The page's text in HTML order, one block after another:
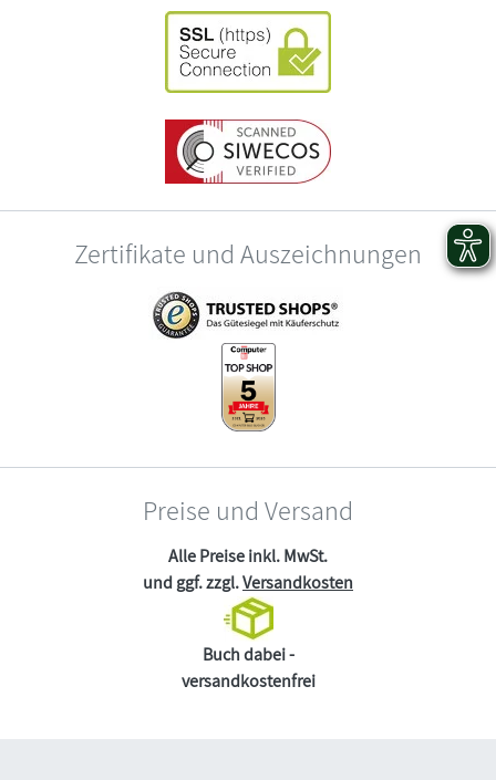
Zertifikate und Auszeichnungen
Preise und Versand
Alle Preise inkl. MwSt.
und ggf. zzgl.Versandkosten
Buch dabei -
versandkostenfrei